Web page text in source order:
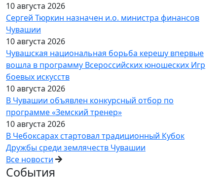
10 августа 2026
Сергей Тюркин назначен и.о. министра финансов
Чувашии
10 августа 2026
Чувашская национальная борьба керешу впервые
вошла в программу Всероссийских юношеских Игр
боевых искусств
10 августа 2026
В Чувашии объявлен конкурсный отбор по
программе «Земский тренер»
10 августа 2026
В Чебоксарах стартовал традиционный Кубок
Дружбы среди землячеств Чувашии
Все новости
События